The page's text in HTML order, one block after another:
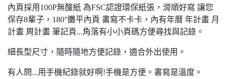
內頁採用100P無酸紙 為FSC認證環保紙張，滑順好寫 讓您
保存8輩子，180°攤平內頁 書寫不卡卡，內有年曆 年計畫 月
計畫 周計畫 筆記頁...角落有小小頁碼方便尋找與記錄。
細長型尺寸，隨時隨地方便記錄，適合外出使用。
有人問...用手機紀錄就好啊!手機是方便。書寫是溫度。